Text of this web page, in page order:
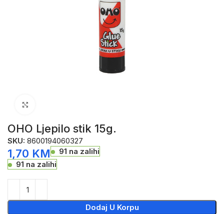
OHO Ljepilo stik 15g.
SKU:8600194060327
1,70 KM
91 na zalihi
91 na zalihi
Dodaj U Korpu